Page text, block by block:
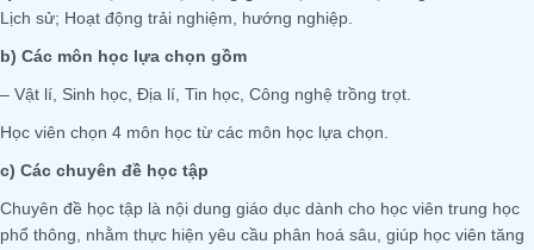
Lịch sử; Hoạt động trải nghiệm, hướng nghiệp.
b) Các môn học lựa chọn gồm
– Vật lí, Sinh học, Địa lí, Tin học, Công nghệ trồng trọt.
Học viên chọn 4 môn học từ các môn học lựa chọn.
c) Các chuyên đề học tập
Chuyên đề học tập là nội dung giáo dục dành cho học viên trung học
phổ thông, nhằm thực hiện yêu cầu phân hoá sâu, giúp học viên tăng